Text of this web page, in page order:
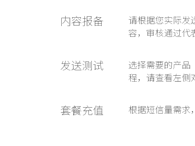
内容报备
请根据您实际发
容，审核通过代
发送测试
选择需要的产品
程，请查看左侧
套餐充值 根据短信量需求